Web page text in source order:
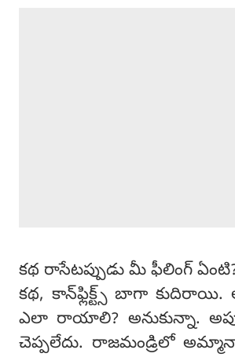
కథ రాసేటప్పుడు మీ ఫీలింగ్
కథ, కాన్‌ఫ్లిక్ట్స్‌ బాగా
ఎలా రాయాలి? అనుకున్నా.
చెప్పలేదు. రాజమండ్రిలో